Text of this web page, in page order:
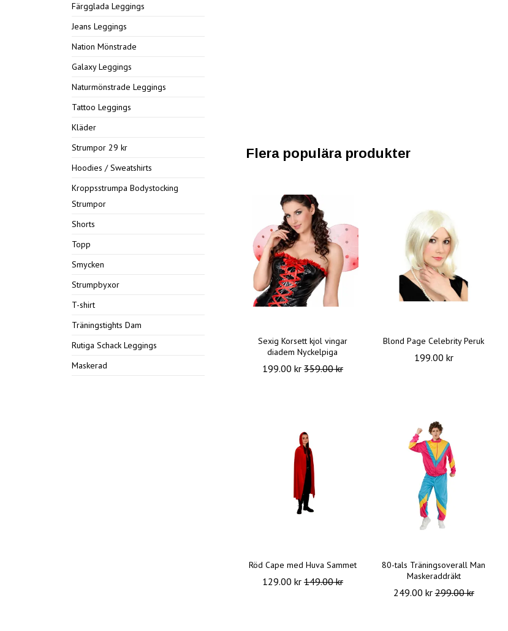
Färgglada Leggings
Jeans Leggings
Nation Mönstrade
Galaxy Leggings
Naturmönstrade Leggings
Tattoo Leggings
Kläder
Strumpor 29 kr
Hoodies / Sweatshirts
Kroppsstrumpa Bodystocking
Strumpor
Shorts
Topp
Smycken
Strumpbyxor
T-shirt
Träningstights Dam
Rutiga Schack Leggings
Maskerad
Flera populära produkter
Sexig Korsett kjol vingar
diadem Nyckelpiga
199.00 kr359.00 kr
Blond Page Celebrity Peruk
199.00 kr
Röd Cape med Huva Sammet
129.00 kr149.00 kr
80-tals Träningsoverall Man
Maskeraddräkt
249.00 kr299.00 kr